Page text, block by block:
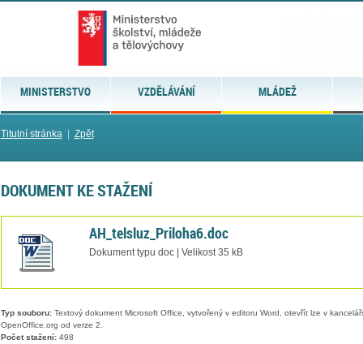
MINISTERSTVO VZDĚLÁVÁNÍ MLÁDEŽ
Titulní stránka| Zpět
DOKUMENT KE STAŽENÍ
AH_telsluz_Priloha6.doc
Dokument typu doc | Velikost 35 kB
Typ souboru:Textový dokument Microsoft Office, vytvořený v editoru Word, otevřít lze v
OpenOffice.org od verze 2.
Počet stažení:498